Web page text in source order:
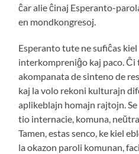
ĉar alie ĉinaj Esperanto-
en mondkongresoj.
Esperanto tute ne sufiĉas
interkompreniĝo kaj paco. Ĉi
akompanata de sinteno de
kaj la volo rekoni kulturajn
aplikeblajn homajn rajtojn.
tio internacie, komuna,
Tamen, estas senco, ke kiel
la okazon paroli komunan,